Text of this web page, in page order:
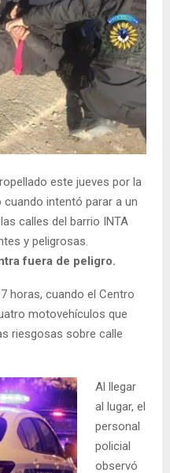
este jueves por la
cuando intentó parar a un
calles del barrio INTA
y peligrosas.
fuera de peligro.
horas, cuando el Centro
motovehículos que
riesgosas sobre calle
Al llegar
al lugar, el
personal
policial
observó